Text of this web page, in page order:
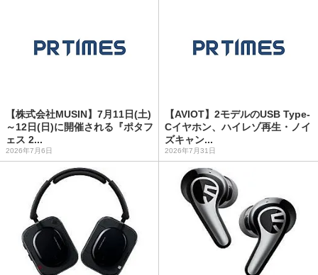
【株式会社MUSIN】7月11日(土)
～12日(日)に開催される『ポタフ
ェス 2...
2026年7月6日
【AVIOT】2モデルのUSB Type-
Cイヤホン、ハイレゾ再生・ノイ
ズキャン...
2026年7月31日